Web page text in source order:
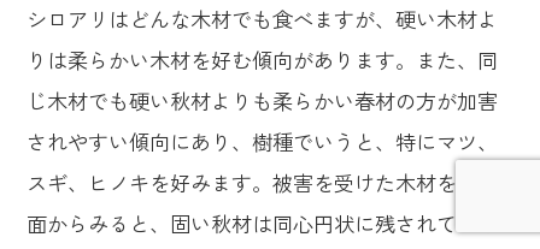
シロアリはどんな木材でも食べますが、硬い木材よ
りは柔らかい木材を好む傾向があります。また、同
じ木材でも硬い秋材よりも柔らかい春材の方が加害
されやすい傾向にあり、樹種でいうと、特にマツ、
スギ、ヒノキを好みます。被害を受けた木材を小口
面からみると、固い秋材は同心円状に残されている